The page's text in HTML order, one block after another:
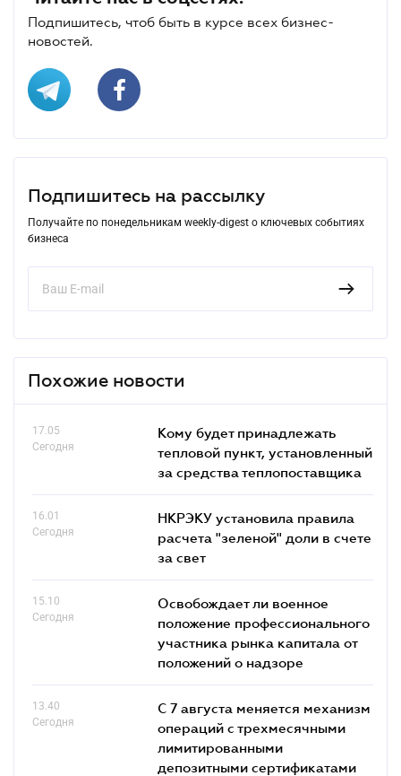
Подпишитесь, чтоб быть в курсе всех бизнес-
новостей.
Подпишитесь на рассылку
Получайте по понедельникам weekly-digest о ключевых событиях
бизнеса
Похожие новости
17.05
Сегодня
Кому будет принадлежать
тепловой пункт, установленный
за средства теплопоставщика
16.01
Сегодня
НКРЭКУ установила правила
расчета "зеленой" доли в счете
за свет
15.10
Сегодня
Освобождает ли военное
положение профессионального
участника рынка капитала от
положений о надзоре
13.40
Сегодня
С 7 августа меняется механизм
операций с трехмесячными
лимитированными
депозитными сертификатами